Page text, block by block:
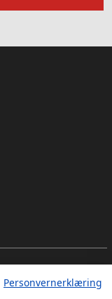
Personvernerklæring